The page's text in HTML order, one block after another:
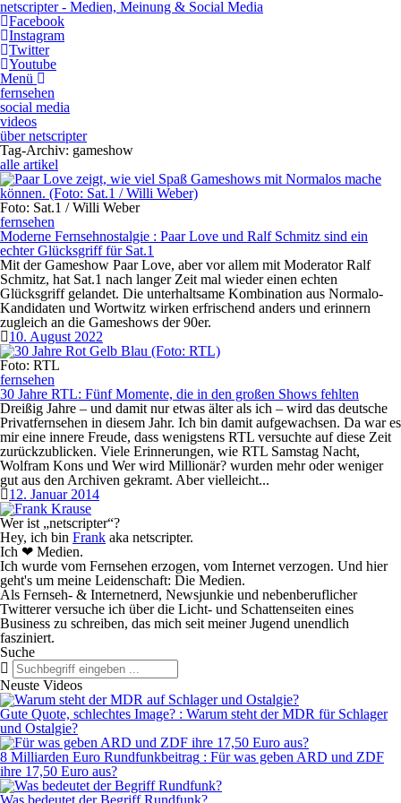
netscripter - Medien, Meinung & Social Media
Facebook
Instagram
Twitter
Youtube
Menü
fernsehen
social media
videos
über netscripter
Tag-Archiv: gameshow
alle artikel
Foto: Sat.1 / Willi Weber
fernsehen
Moderne Fernsehnostalgie : Paar Love und Ralf Schmitz sind ein
echter Glücksgriff für Sat.1
Mit der Gameshow Paar Love, aber vor allem mit Moderator Ralf
Schmitz, hat Sat.1 nach langer Zeit mal wieder einen echten
Glücksgriff gelandet. Die unterhaltsame Kombination aus Normalo-
Kandidaten und Wortwitz wirken erfrischend anders und erinnern
zugleich an die Gameshows der 90er.
10. August 2022
Foto: RTL
fernsehen
30 Jahre RTL: Fünf Momente, die in den großen Shows fehlten
Dreißig Jahre – und damit nur etwas älter als ich – wird das deutsche
Privatfernsehen in diesem Jahr. Ich bin damit aufgewachsen. Da war es
mir eine innere Freude, dass wenigstens RTL versuchte auf diese Zeit
zurückzublicken. Viele Erinnerungen, wie RTL Samstag Nacht,
Wolfram Kons und Wer wird Millionär? wurden mehr oder weniger
gut aus den Archiven gekramt. Aber vielleicht...
12. Januar 2014
Wer ist „netscripter“?
Hey, ich bin Frank aka netscripter.
Ich ❤ Medien.
Ich wurde vom Fernsehen erzogen, vom Internet verzogen. Und hier
geht's um meine Leidenschaft: Die Medien.
Als Fernseh- & Internetnerd, Newsjunkie und nebenberuflicher
Twitterer versuche ich über die Licht- und Schattenseiten eines
Business zu schreiben, das mich seit meiner Jugend unendlich
fasziniert.
Suche
Neuste Videos
Gute Quote, schlechtes Image? : Warum steht der MDR für Schlager
und Ostalgie?
8 Milliarden Euro Rundfunkbeitrag : Für was geben ARD und ZDF
ihre 17,50 Euro aus?
Was bedeutet der Begriff Rundfunk?